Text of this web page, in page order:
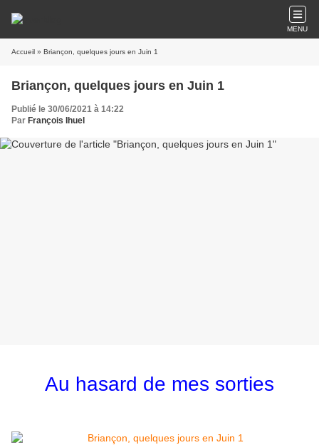
MENU
Accueil » Briançon, quelques jours en Juin 1
Briançon, quelques jours en Juin 1
Publié le 30/06/2021 à 14:22
Par François Ihuel
Au hasard de mes sorties